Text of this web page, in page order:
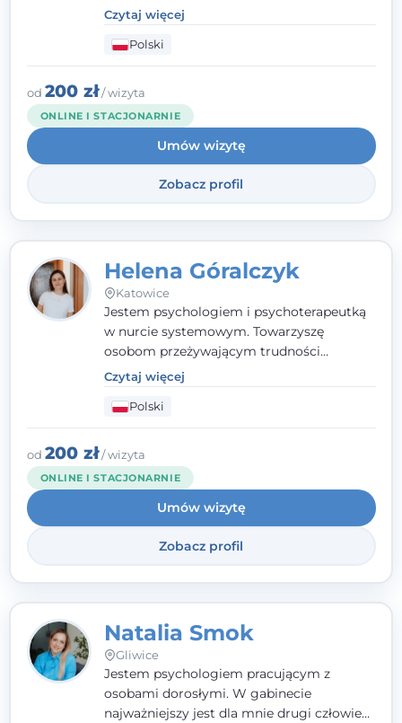
indywidualnej oraz nastolatkom od 15. roku
życia. Zależy mi, by naprawdę usłyszeć, z
czym do mnie przychodzisz, i dobrać
sposób pracy do Ciebie - bez gotowych
schematów i bez oceniania.
Czytaj więcej
Polski
od 200 zł/ wizyta
ONLINE I STACJONARNIE
Umów wizytę
Zobacz profil
Helena Góralczyk
Katowice
Jestem psychologiem i psychoterapeutką
w nurcie systemowym. Towarzyszę
osobom przeżywającym trudności
emocjonalne, relacyjne albo znajdującym
się w kryzysie. Liczy się dla mnie
autentyczna, oparta na zaufaniu relacja
oraz przestrzeń, w której każdy poczuje się
wysłuchany i potraktowany z szacunkiem.
Czytaj więcej
Polski
od 200 zł/ wizyta
ONLINE I STACJONARNIE
Umów wizytę
Zobacz profil
Natalia Smok
Gliwice
Jestem psychologiem pracującym z
osobami dorosłymi. W gabinecie
najważniejszy jest dla mnie drugi człowiek